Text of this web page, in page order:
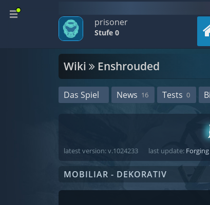
prisoner
Stufe 0
Wiki Enshrouded
Das Spiel News 16 Tests 0
latest version: v.1024233 last update:
MOBILIAR - DEKORATIV